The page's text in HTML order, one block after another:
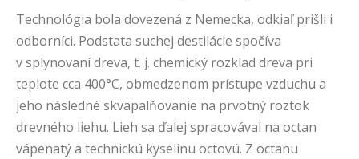
Technológia bola dovezená z Nemecka, odkiaľ prišli i
odborníci. Podstata suchej destilácie spočíva
v splynovaní dreva, t. j. chemický rozklad dreva pri
teplote cca 400°C, obmedzenom prístupe vzduchu a
jeho následné skvapalňovanie na prvotný roztok
drevného liehu. Lieh sa ďalej spracovával na octan
vápenatý a technickú kyselinu octovú. Z octanu